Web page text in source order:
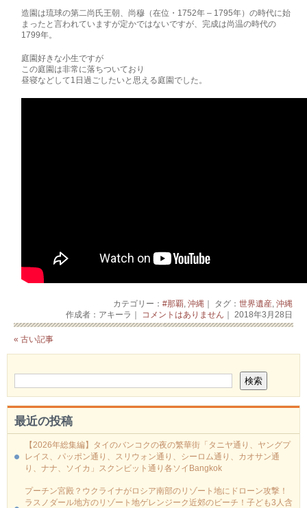
造園は琉球の第二尚氏王朝、尚穆（在位・1752年 – 1795年）の時代に始
まったと言われていますが定かではないですが、完成は尚温の時代の
1799年。
庭園好きな小生ですが
この庭園は非常に落ちついており
昼寝などして1日過ごしたいと思える庭園でした。
カテゴリー： #那覇, 沖縄 ｜ タグ： 世界遺産, 沖縄
作成者：アキーラ｜
コメントはありません ｜ 2018年3月28日
« 古い記事
最近の投稿
【2026年総集編】タイのバンコクの夜の繁華街「タニヤ通り、ヤングプ
レイス、パッポン通り、スリウォン通り、シーロム通り、カオサン通
り、ナナ、ソイカ」スクンビット通り各ソイBangkok
プーチン宮殿？ウクライナがロシア南部のリゾート地にドローン攻撃！
ラスノダール地方のリゾート地ゲレンジーク近郊のビーチ！子ども3人含